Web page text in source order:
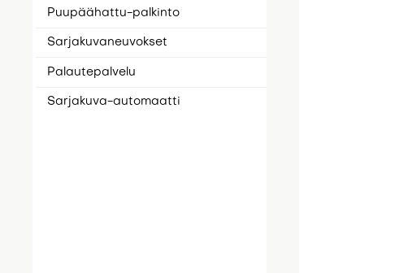
Puupäähattu-palkinto
Sarjakuvaneuvokset
Palautepalvelu
Sarjakuva-automaatti